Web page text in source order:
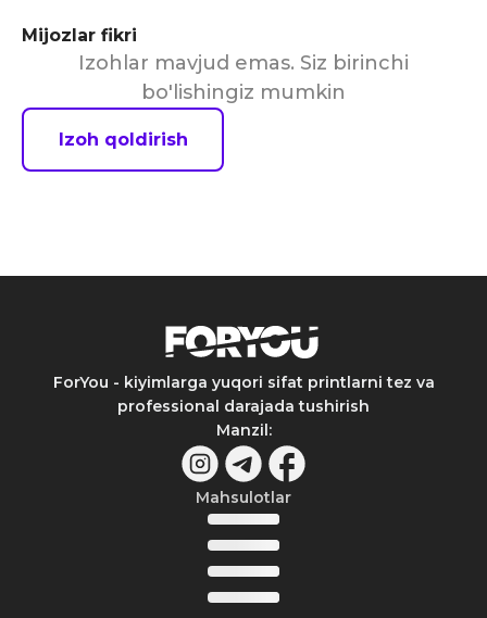
Mijozlar fikri
Izohlar mavjud emas. Siz birinchi
bo'lishingiz mumkin
Izoh qoldirish
ForYou - kiyimlarga yuqori sifat printlarni tez va
professional darajada tushirish
Manzil:
Mahsulotlar